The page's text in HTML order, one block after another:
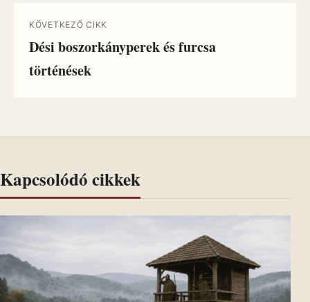
KÖVETKEZŐ CIKK
Dési boszorkányperek és furcsa
történések
Kapcsolódó cikkek